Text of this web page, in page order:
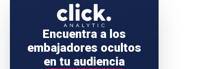
Encuentra a los
embajadores ocultos
en tu audiencia